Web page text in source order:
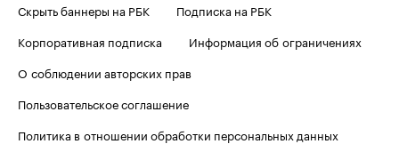
Скрыть баннеры на РБК
Подписка на РБК
Корпоративная подписка
Информация об ограничениях
О соблюдении авторских прав
Пользовательское соглашение
Политика в отношении обработки персональных данных